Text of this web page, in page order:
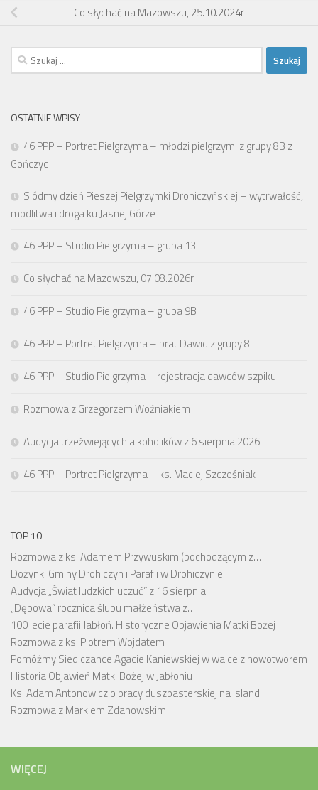
Co słychać na Mazowszu, 25.10.2024r
Szukaj:
OSTATNIE WPISY
46 PPP – Portret Pielgrzyma – młodzi pielgrzymi z grupy 8B z
Gończyc
Siódmy dzień Pieszej Pielgrzymki Drohiczyńskiej – wytrwałość,
modlitwa i droga ku Jasnej Górze
46 PPP – Studio Pielgrzyma – grupa 13
Co słychać na Mazowszu, 07.08.2026r
46 PPP – Studio Pielgrzyma – grupa 9B
46 PPP – Portret Pielgrzyma – brat Dawid z grupy 8
46 PPP – Studio Pielgrzyma – rejestracja dawców szpiku
Rozmowa z Grzegorzem Woźniakiem
Audycja trzeźwiejących alkoholików z 6 sierpnia 2026
46 PPP – Portret Pielgrzyma – ks. Maciej Szcześniak
TOP 10
Rozmowa z ks. Adamem Przywuskim (pochodzącym z…
Dożynki Gminy Drohiczyn i Parafii w Drohiczynie
Audycja „Świat ludzkich uczuć” z 16 sierpnia
„Dębowa” rocznica ślubu małżeństwa z…
100 lecie parafii Jabłoń. Historyczne Objawienia Matki Bożej
Rozmowa z ks. Piotrem Wojdatem
Pomóżmy Siedlczance Agacie Kaniewskiej w walce z nowotworem
Historia Objawień Matki Bożej w Jabłoniu
Ks. Adam Antonowicz o pracy duszpasterskiej na Islandii
Rozmowa z Markiem Zdanowskim
WIĘCEJ